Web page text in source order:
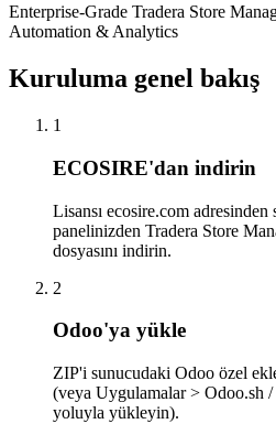
Enterprise-Grade Tradera Store
Automation & Analytics
Kuruluma genel bakış
1
ECOSIRE'dan indirin
Lisansı ecosire.com adresinden
panelinizden Tradera Store
dosyasını indirin.
2
Odoo'ya yükle
ZIP'i sunucudaki Odoo özel
(veya Uygulamalar > Odoo.sh
yoluyla yükleyin).